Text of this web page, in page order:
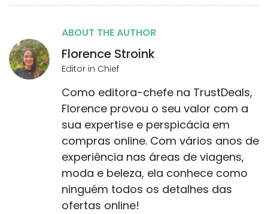
ABOUT THE AUTHOR
Florence Stroink
Editor in Chief
Como editora-chefe na TrustDeals,
Florence provou o seu valor com a
sua expertise e perspicácia em
compras online. Com vários anos de
experiência nas áreas de viagens,
moda e beleza, ela conhece como
ninguém todos os detalhes das
ofertas online!